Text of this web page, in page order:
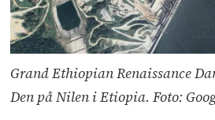
Grand Ethiopian Renaissance
Den på Nilen i Etiopia. Foto: